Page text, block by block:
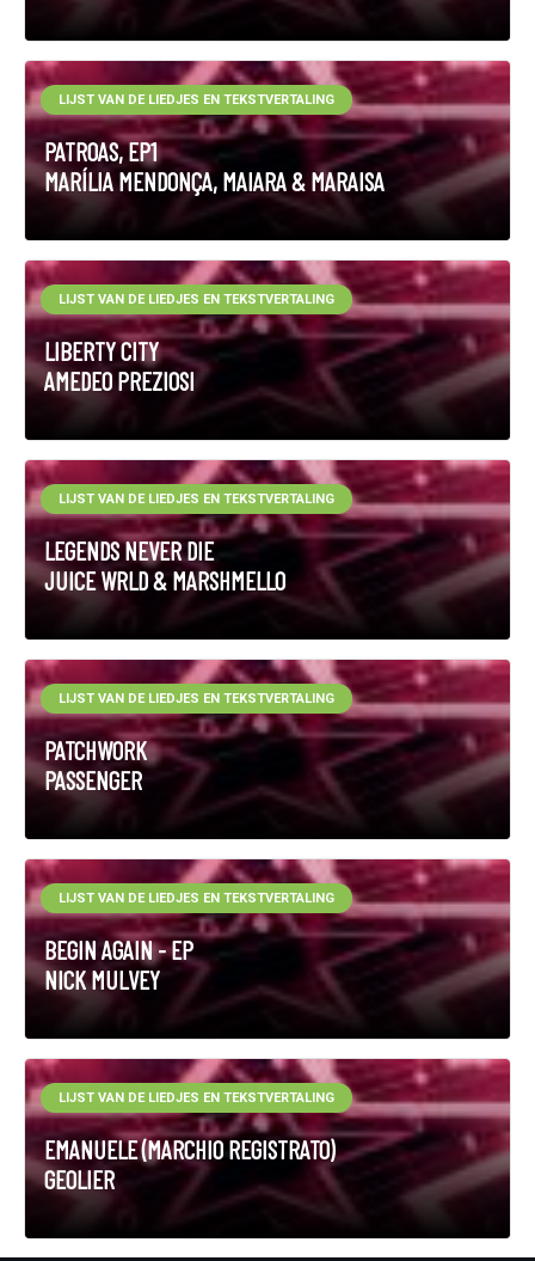
PATROAS, EP1
MARÍLIA MENDONÇA, MAIARA & MARAISA
LIJST VAN DE LIEDJES EN TEKSTVERTALING
LIBERTY CITY
AMEDEO PREZIOSI
LIJST VAN DE LIEDJES EN TEKSTVERTALING
LEGENDS NEVER DIE
JUICE WRLD & MARSHMELLO
LIJST VAN DE LIEDJES EN TEKSTVERTALING
PATCHWORK
PASSENGER
LIJST VAN DE LIEDJES EN TEKSTVERTALING
BEGIN AGAIN - EP
NICK MULVEY
LIJST VAN DE LIEDJES EN TEKSTVERTALING
EMANUELE (MARCHIO REGISTRATO)
GEOLIER
LIJST VAN DE LIEDJES EN TEKSTVERTALING